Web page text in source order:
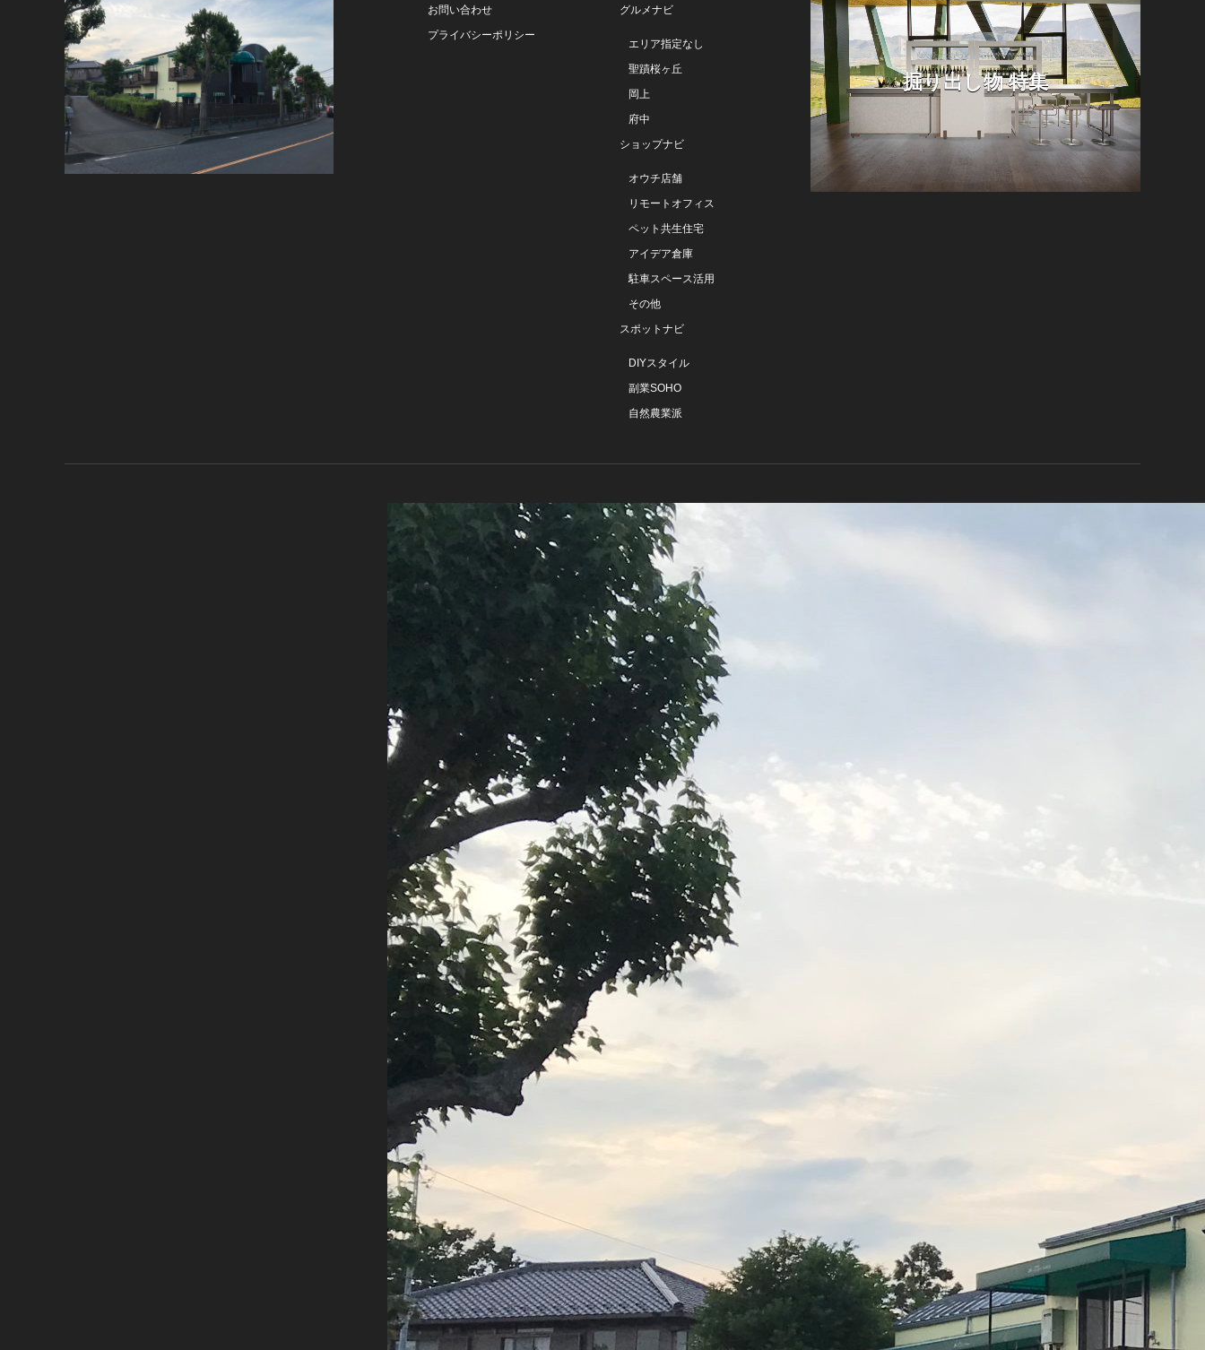
お問い合わせ
プライバシーポリシー
グルメナビ
エリア指定なし
聖蹟桜ヶ丘
岡上
府中
ショップナビ
オウチ店舗
リモートオフィス
ペット共生住宅
アイデア倉庫
駐車スペース活用
その他
スポットナビ
DIYスタイル
副業SOHO
自然農業派
掘り出し物 特集